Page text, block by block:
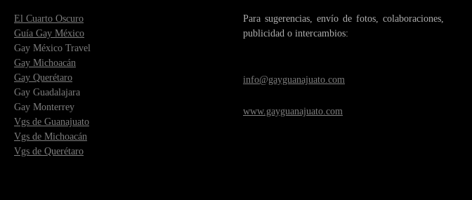
El Cuarto Oscuro
Guía Gay México
Gay México Travel
Gay Michoacán
Gay Querétaro
Gay Guadalajara
Gay Monterrey
Vgs de Guanajuato
Vgs de Michoacán
Vgs de Querétaro
Para sugerencias, envío de fotos, colaboraciones,
publicidad o intercambios:
info@gayguanajuato.com
www.gayguanajuato.com